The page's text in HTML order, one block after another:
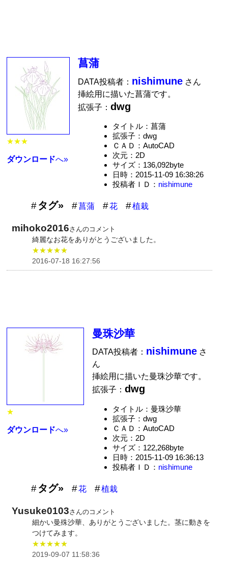
★★★
ダウンロードへ»
菖蒲
DATA投稿者： nishimune さん
挿絵用に描いた菖蒲です。
拡張子：dwg
タイトル：菖蒲
拡張子：dwg
ＣＡＤ：AutoCAD
次元：2D
サイズ：136,092byte
日時：2015-11-09 16:38:26
投稿者ＩＤ： nishimune
タグ» 菖蒲 花 植栽
mihoko2016さんのコメント
綺麗なお花をありがとうございました。
★★★★★
2016-07-18 16:27:56
★
ダウンロードへ»
曼珠沙華
DATA投稿者： nishimune さ
ん
挿絵用に描いた曼珠沙華です。
拡張子：dwg
タイトル：曼珠沙華
拡張子：dwg
ＣＡＤ：AutoCAD
次元：2D
サイズ：122,268byte
日時：2015-11-09 16:36:13
投稿者ＩＤ： nishimune
タグ» 花 植栽
Yusuke0103さんのコメント
細かい曼殊沙華、ありがとうございました。茎に動きを
つけてみます。
★★★★★
2019-09-07 11:58:36